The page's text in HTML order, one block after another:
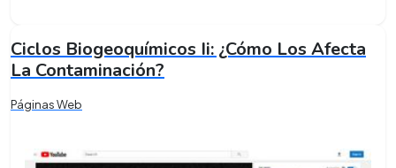
Ciclos Biogeoquímicos Ii: ¿Cómo Los Afecta
La Contaminación?
Páginas Web